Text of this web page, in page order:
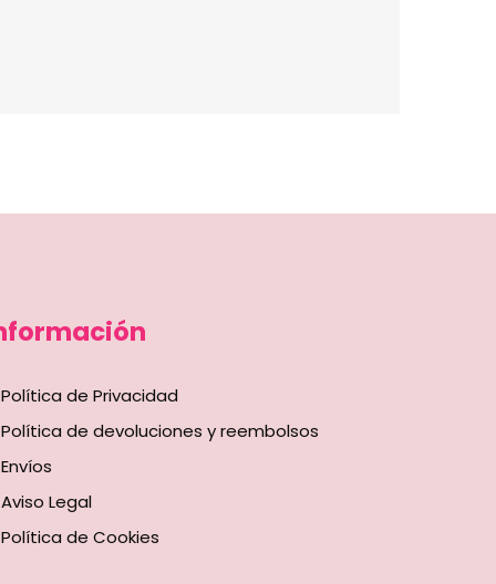
Política de Privacidad
Política de devoluciones y reembolsos
Envíos
Aviso Legal
Política de Cookies